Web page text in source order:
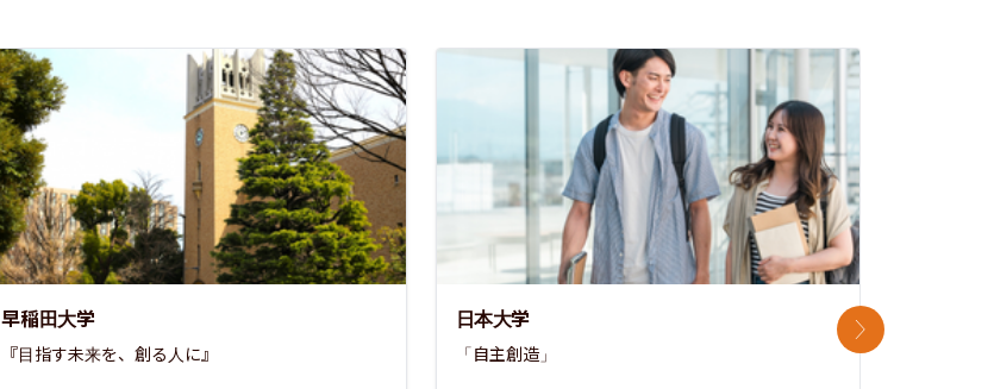
早稲田大学
『目指す未来を、創る人に』
日本大学
「自主創造」
次のスライド